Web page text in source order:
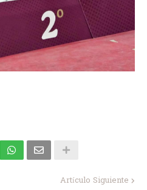
Artículo Siguiente